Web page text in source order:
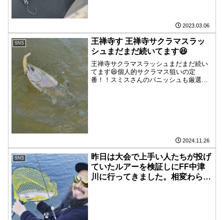
かったです。こんなんでサイズダ
ウンなんて絶対釣れちゃうっす
ね。 発売が楽しみですね！
2023.03.06
SNS
王禅寺す 王禅寺サクラマスラッ
シュまだまだ続いてます😆
王禅寺サクラマスラッシュまだまだ続い
てます😆個人的サクラマス狙いの定
番！！スミスさんのパニッシュも厳選し
2024.11.26
SNS
昨日は大会で上手い人たちが投げ
ていたルアーを検証しにFF中津
川に行ってきました。相変わらず